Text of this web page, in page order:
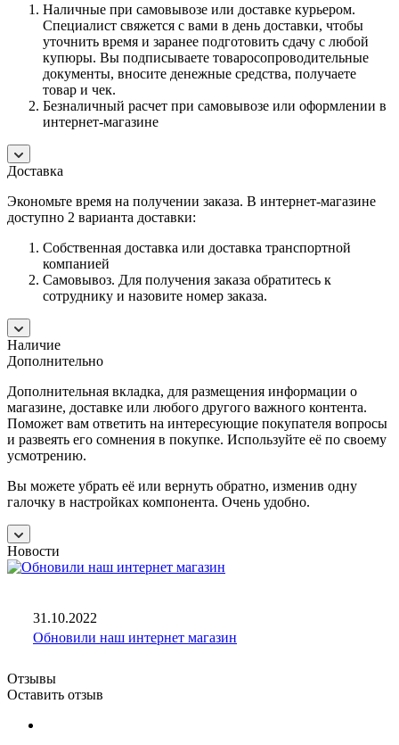
Наличные при самовывозе или доставке курьером.
Специалист свяжется с вами в день доставки, чтобы
уточнить время и заранее подготовить сдачу с любой
купюры. Вы подписываете товаросопроводительные
документы, вносите денежные средства, получаете
товар и чек.
Безналичный расчет при самовывозе или оформлении в
интернет-магазине
Доставка
Экономьте время на получении заказа. В интернет-магазине
доступно 2 варианта доставки:
Собственная доставка или доставка транспортной
компанией
Самовывоз. Для получения заказа обратитесь к
сотруднику и назовите номер заказа.
Наличие
Дополнительно
Дополнительная вкладка, для размещения информации о
магазине, доставке или любого другого важного контента.
Поможет вам ответить на интересующие покупателя вопросы
и развеять его сомнения в покупке. Используйте её по своему
усмотрению.
Вы можете убрать её или вернуть обратно, изменив одну
галочку в настройках компонента. Очень удобно.
Новости
31.10.2022
Обновили наш интернет магазин
Отзывы
Оставить отзыв